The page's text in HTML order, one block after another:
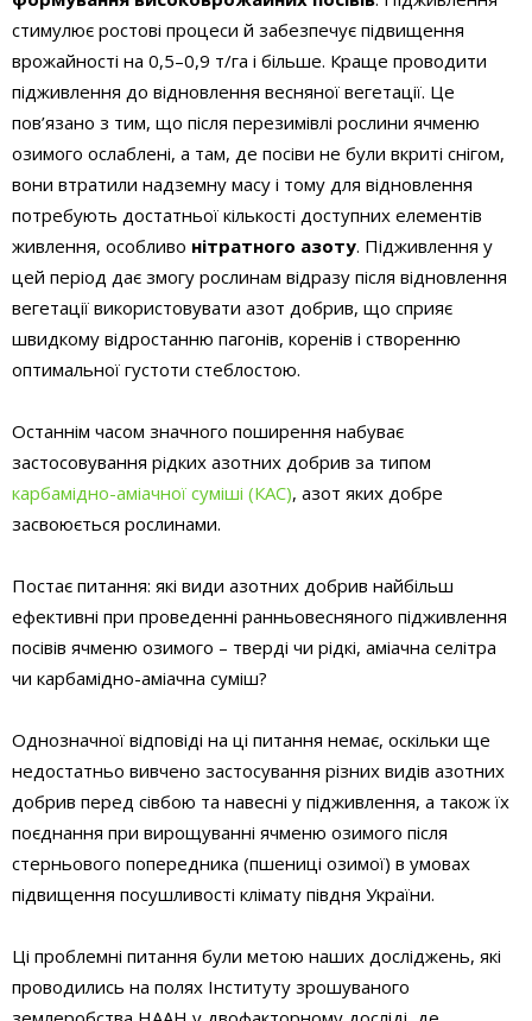
стимулює ростові процеси й забезпечує підвищення
врожайності на 0,5–0,9 т/га і більше. Краще проводити
підживлення до відновлення весняної вегетації. Це
пов’язано з тим, що після перезимівлі рослини ячменю
озимого ослаблені, а там, де посіви не були вкриті снігом,
вони втратили надземну масу і тому для відновлення
потребують достатньої кількості доступних елементів
живлення, особливо нітратного азоту. Підживлення у
цей період дає змогу рослинам відразу після відновлення
вегетації використовувати азот добрив, що сприяє
швидкому відростанню пагонів, коренів і створенню
оптимальної густоти стеблостою.
Останнім часом значного поширення набуває
застосовування рідких азотних добрив за типом
карбамідно-аміачної суміші (КАС), азот яких добре
засвоюється рослинами.
Постає питання: які види азотних добрив найбільш
ефективні при проведенні ранньовесняного підживлення
посівів ячменю озимого – тверді чи рідкі, аміачна селітра
чи карбамідно-аміачна суміш?
Однозначної відповіді на ці питання немає, оскільки ще
недостатньо вивчено застосування різних видів азотних
добрив перед сівбою та навесні у підживлення, а також їх
поєднання при вирощуванні ячменю озимого після
стерньового попередника (пшениці озимої) в умовах
підвищення посушливості клімату півдня України.
Ці проблемні питання були метою наших досліджень, які
проводились на полях Інституту зрошуваного